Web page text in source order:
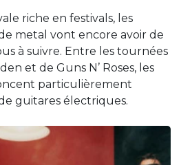
riche en festivals, les
metal vont encore avoir de
à suivre. Entre les tournées
et de Guns N’ Roses, les
particulièrement
guitares électriques.